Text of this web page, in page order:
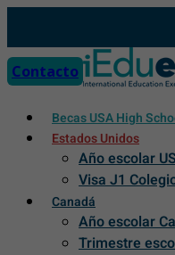
content
Contacto
Becas USA High
Estados Unidos
Año escolar
Visa J1
Canadá
Año escolar
Trimestre